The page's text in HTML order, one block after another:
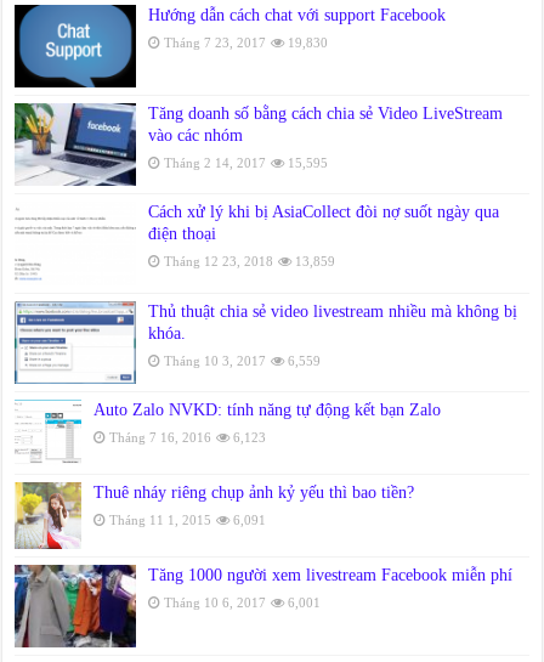
Hướng dẫn cách chat với support Facebook
Tháng 7 23, 2017 19,830
Tăng doanh số bằng cách chia sẻ Video LiveStream
vào các nhóm
Tháng 2 14, 2017 15,595
Cách xử lý khi bị AsiaCollect đòi nợ suốt ngày qua
điện thoại
Tháng 12 23, 2018 13,859
Thủ thuật chia sẻ video livestream nhiều mà không bị
khóa.
Tháng 10 3, 2017 6,559
Auto Zalo NVKD: tính năng tự động kết bạn Zalo
Tháng 7 16, 2016 6,123
Thuê nháy riêng chụp ảnh kỷ yếu thì bao tiền?
Tháng 11 1, 2015 6,091
Tăng 1000 người xem livestream Facebook miễn phí
Tháng 10 6, 2017 6,001